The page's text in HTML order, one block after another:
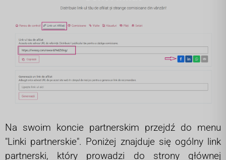
Na swoim koncie partnerskim przejdź do menu
"Linki partnerskie". Poniżej znajduje się ogólny link
partnerski, który prowadzi do strony głównej